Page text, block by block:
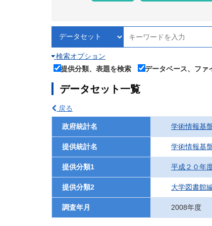
検索オプション
提供分類、表題を検索
データベース、ファ
データセット一覧
戻る
政府統計名 学術情報基
提供統計名 学術情報基
提供分類1 平成２０年
提供分類2 大学図書館
調査年月 2008年度